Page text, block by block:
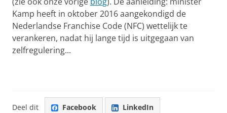
Kamp heeft in oktober 2016 aangekondigd de
Nederlandse Franchise Code (NFC) wettelijk te
verankeren, nadat hij lange tijd is uitgegaan van
zelfregulering...
Deel dit Facebook LinkedIn